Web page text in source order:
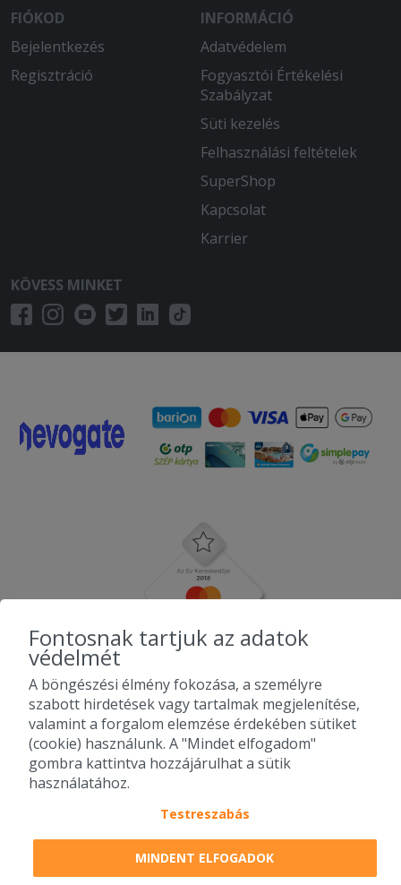
FIÓKOD
Bejelentkezés
Regisztráció
INFORMÁCIÓ
Adatvédelem
Fogyasztói Értékelési
Szabályzat
Süti kezelés
Felhasználási feltételek
SuperShop
Kapcsolat
Karrier
KÖVESS MINKET
2010-2026 Copyright - Falatozz.hu - Diston-line Kft.
Pizza, gyros, hamburger, menük kedvező áron, egy helyen az összes
étterem ajánlata.
Fontosnak tartjuk az adatok
védelmét
A böngészési élmény fokozása, a személyre
szabott hirdetések vagy tartalmak megjelenítése,
valamint a forgalom elemzése érdekében sütiket
(cookie) használunk. A "Mindet elfogadom"
gombra kattintva hozzájárulhat a sütik
használatához.
Testreszabás
MINDENT ELFOGADOK